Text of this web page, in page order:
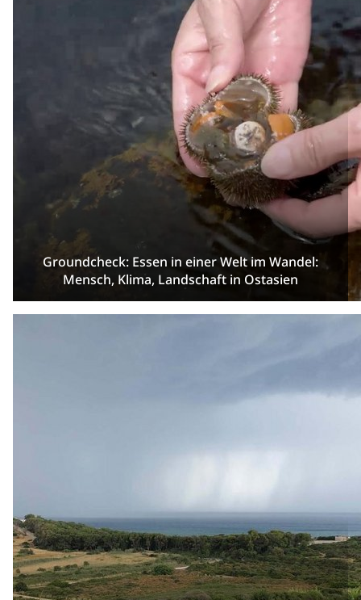
Groundcheck: Essen in einer Welt im Wandel:
Mensch, Klima, Landschaft in Ostasien